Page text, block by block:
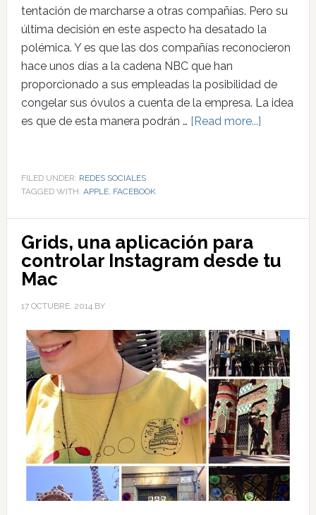
tentación de marcharse a otras compañías. Pero su
última decisión en este aspecto ha desatado la
polémica. Y es que las dos compañías reconocieron
hace unos días a la cadena NBC que han
proporcionado a sus empleadas la posibilidad de
congelar sus óvulos a cuenta de la empresa. La idea
es que de esta manera podrán … [Read more...]
FILED UNDER: REDES SOCIALES
TAGGED WITH: APPLE, FACEBOOK
Grids, una aplicación para
controlar Instagram desde tu
Mac
17 OCTUBRE, 2014BY